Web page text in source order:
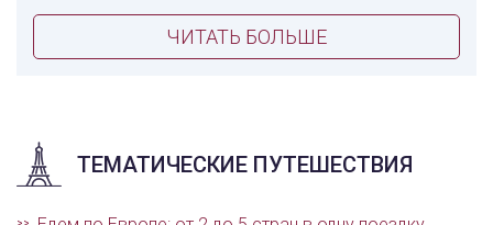
ЧИТАТЬ БОЛЬШЕ
ТЕМАТИЧЕСКИЕ ПУТЕШЕСТВИЯ